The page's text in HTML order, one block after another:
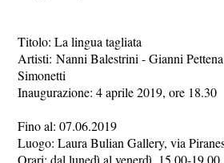
Titolo: La lingua tagliata
Artisti: Nanni Balestrini - Gianni
Simonetti
Inaugurazione: 4 aprile 2019, ore 18.30
Fino al: 07.06.2019
Luogo: Laura Bulian Gallery, via
Orari: dal lunedì al venerdì, 15.00-19.00.